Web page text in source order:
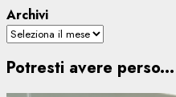
Archivi
Potresti avere perso...